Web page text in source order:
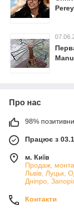
Perey
Про нас
98%
Працює з
м. Київ
Продаж,
Львів, Луцьк,
Дніпро,
Контакти